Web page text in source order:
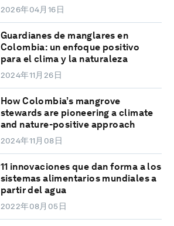
2026年04月16日
Guardianes de manglares en
Colombia: un enfoque positivo
para el clima y la naturaleza
2024年11月26日
How Colombia’s mangrove
stewards are pioneering a climate
and nature-positive approach
2024年11月08日
11 innovaciones que dan forma a los
sistemas alimentarios mundiales a
partir del agua
2022年08月05日